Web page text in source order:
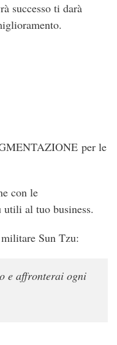
successo ti darà
per le
con le
al tuo business.
Sun Tzu:
e affronterai ogni